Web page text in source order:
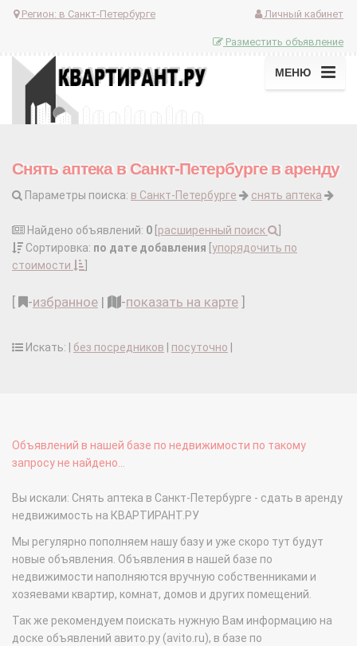
Регион: в Санкт-Петербурге Личный кабинет
Разместить объявление
МЕНЮ
Снять аптека в Санкт-Петербурге в аренду
Параметры поиска: в Санкт-Петербурге снять аптека
Найдено объявлений: 0 расширенный поиск
Сортировка: по дате добавления упорядочить по
стоимости
-избранное | -показать на карте
Искать: | без посредников посуточно
Объявлений в нашей базе по недвижимости по такому
запросу не найдено...
Вы искали: Снять аптека в Санкт-Петербурге - сдать в аренду
недвижимость на КВАРТИРАНТ.РУ
Мы регулярно пополняем нашу базу и уже скоро тут будут
новые объявления. Объявления в нашей базе по
недвижимости наполняются вручную собственниками и
хозяевами квартир, комнат, домов и других помещений.
Так же рекомендуем поискать нужную Вам информацию на
доске объявлений авито.ру (avito.ru), в базе по